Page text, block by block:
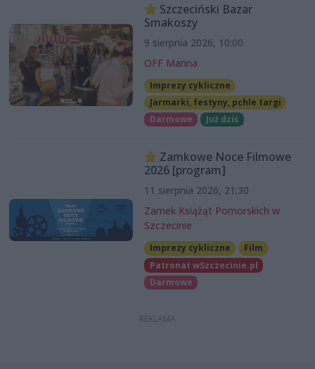
Szczeciński Bazar
Smakoszy
9 sierpnia 2026, 10:00
OFF Marina
Imprezy cykliczne
Jarmarki, festyny, pchle targi
Darmowe
Już dziś
Zamkowe Noce Filmowe
2026 [program]
11 sierpnia 2026, 21:30
Zamek Książąt Pomorskich w
Szczecinie
Imprezy cykliczne
Film
Patronat wSzczecinie.pl
Darmowe